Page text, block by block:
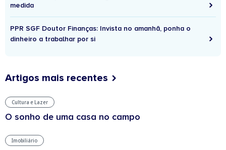
medida
PPR SGF Doutor Finanças: Invista no amanhã, ponha o
dinheiro a trabalhar por si
Artigos mais recentes
Cultura e Lazer
O sonho de uma casa no campo
Imobiliário